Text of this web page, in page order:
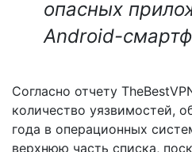
опасных
Android-
Согласно отчету
количество уязвимостей,
года в операционных
верхнюю часть списка,